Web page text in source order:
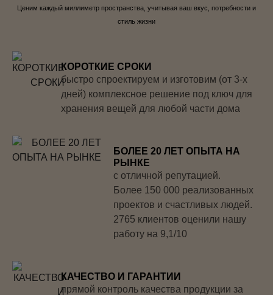
Ценим каждый миллиметр пространства, учитывая ваш вкус, потребности и
стиль жизни
КОРОТКИЕ СРОКИ
быстро спроектируем и изготовим (от 3-х
дней) комплексное решение под ключ для
хранения вещей для любой части дома
БОЛЕЕ 20 ЛЕТ ОПЫТА НА
РЫНКЕ
с отличной репутацией.
Более 150 000 реализованных
проектов и счастливых людей.
2765 клиентов оценили нашу
работу на 9,1/10
КАЧЕСТВО И ГАРАНТИИ
прямой контроль качества продукции за